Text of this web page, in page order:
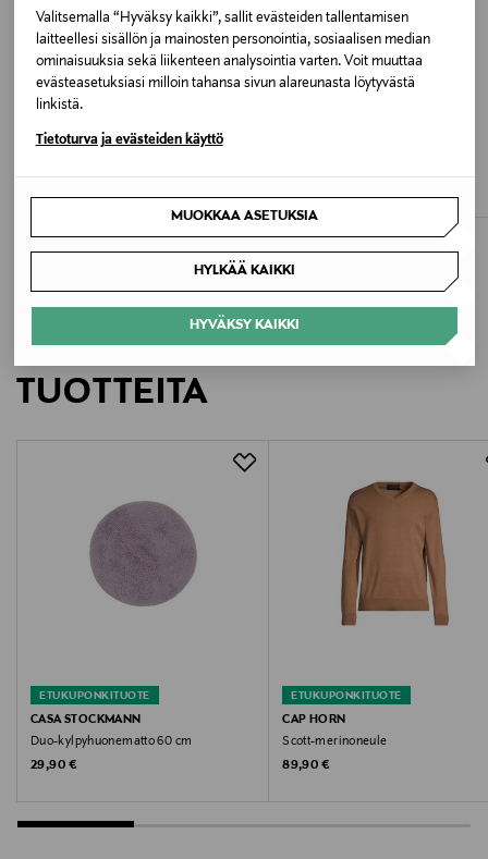
Valitsemalla “Hyväksy kaikki”, sallit evästeiden tallentamisen
laitteellesi sisällön ja mainosten personointia, sosiaalisen median
ominaisuuksia sekä liikenteen analysointia varten. Voit muuttaa
evästeasetuksiasi milloin tahansa sivun alareunasta löytyvästä
linkistä.
Tietoturva ja evästeiden käyttö
MUOKKAA ASETUKSIA
HYLKÄÄ KAIKKI
HYVÄKSY KAIKKI
Valmistusmaa
Viro
Valmistajan tuotenumero
Valmistaja
paita, trikoopaita, puuvillapaita, lasten paita,
kukkakuvioinen paita, Metsola
ALE –40%
alk.Discounted Price
8,90 € 14,90 €
Original Price
29,99 €
LISÄÄ KIINNOSTAVIA
TUOTTEITA
ETUKUPONKITUOTE
CASA STOCKMANN
Duo-kylpyhuonematto 60 cm
Original Price
29,90 €
ETUKUPONKITUOTE
CAP HORN
Scott-merinoneule
Original Price
89,90 €